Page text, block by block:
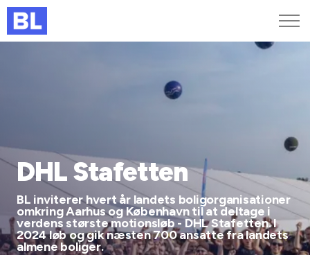
MitBL
DHL Stafetten
BL inviterer hvert år landets boligorganisationer
omkring Aarhus og København til at deltage i
verdens største motionsløb - DHL Stafetten. I
2024 løb og gik næsten 700 ansatte fra landets
almene boliger.